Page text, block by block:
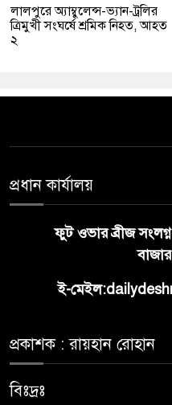
লালপুরে অ্যাম্বুলেন্স-ভ্যান-ট্রলির
ত্রিমুখী সংঘর্ষে শ্রমিক নিহত, আহত
২
প্রধান কার্যালয়
ফুট ওভার ব্রীজ
ই-
প্রকাশক : রায়হান রোহান
বিঃদ্রঃ